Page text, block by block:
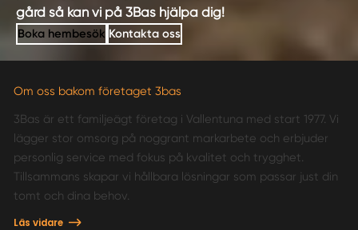
gård så kan vi på 3Bas hjälpa dig!
Boka hembesök Kontakta oss
Om oss bakom företaget 3bas
3Bas är ett familjeägt företag i Vallentuna med start 1977. Vi
lägger stor omsorg på noggrant markarbete och erbjuder
personlig service med fokus på kvalitet och trygghet.
Tillsammans skapar vi hållbara lösningar som passar just din
tomt och dina behov.
Läs vidare